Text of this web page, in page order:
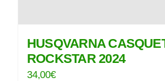
HUSQVARNA
ROCKSTAR 2024
34,00€